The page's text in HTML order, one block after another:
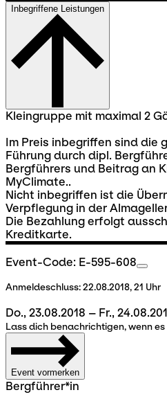
Inbegriffene Leistungen
Kleingruppe mit maximal 2
Im Preis inbegriffen sind die
Führung durch dipl.
Bergführers und Beitrag an
MyClimate..
Nicht inbegriffen ist die
Verpflegung in der
Die Bezahlung erfolgt
Kreditkarte.
Event-Code: E-595-608
Anmeldeschluss:22.08.2018, 21 Uhr
Do., 23.08.2018 – Fr.,
Lass dich benachrichtigen, wenn
Event vormerken
Bergführer*in